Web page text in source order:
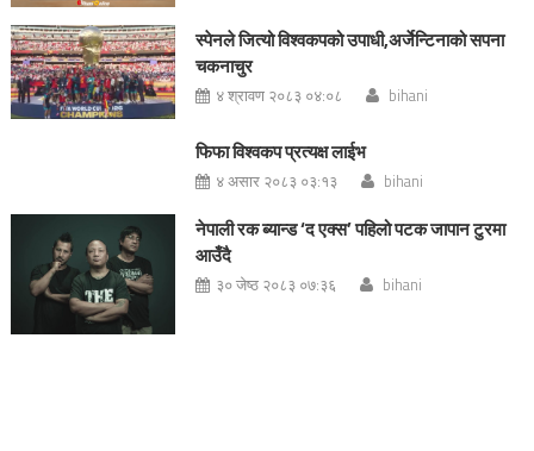
स्पेनले जित्यो विश्वकपको उपाधी,अर्जेन्टिनाको सपना
चकनाचुर
४ श्रावण २०८३ ०४:०८ bihani
फिफा विश्वकप प्रत्यक्ष लाईभ
४ असार २०८३ ०३:१३ bihani
नेपाली रक ब्यान्ड ‘द एक्स’ पहिलो पटक जापान टुरमा
आउँदै
३० जेष्ठ २०८३ ०७:३६ bihani